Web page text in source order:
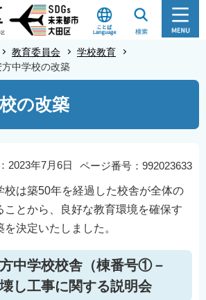
教育委員会
学校教育
方中学校の改築
の改築
ページ番号：992023633
2023年7月6日
は築50年を経過した校舎が全体の
ことから、良好な教育環境を確保す
決定いたしました。
中学校校舎（棟番号①－
し工事に関する説明会